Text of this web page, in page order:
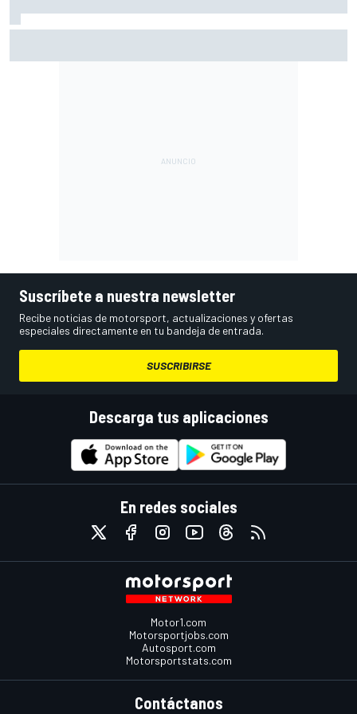
Suscríbete a nuestra newsletter
Recibe noticias de motorsport, actualizaciones y ofertas
especiales directamente en tu bandeja de entrada.
SUSCRIBIRSE
Descarga tus aplicaciones
En redes sociales
Motor1.com
Motorsportjobs.com
Autosport.com
Motorsportstats.com
Contáctanos